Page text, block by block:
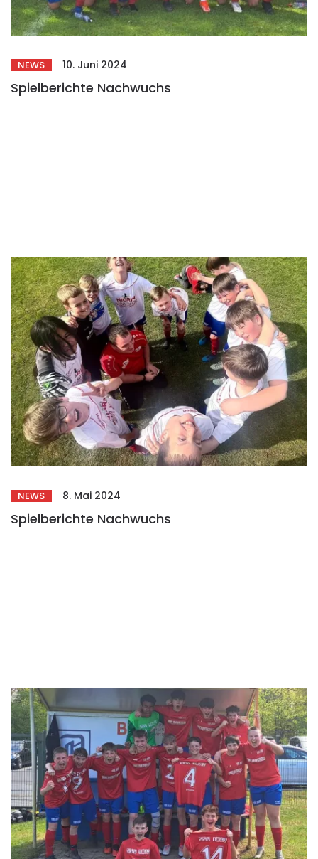
NEWS 10. Juni 2024
Spielberichte Nachwuchs
NEWS 8. Mai 2024
Spielberichte Nachwuchs